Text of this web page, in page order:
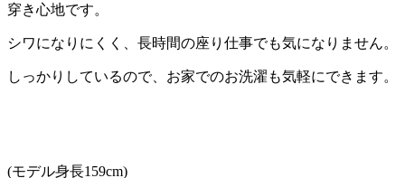
穿き心地です。
シワになりにくく、長時間の座り仕事でも気になりません。
しっかりしているので、お家でのお洗濯も気軽にできます。
(モデル身長159cm)